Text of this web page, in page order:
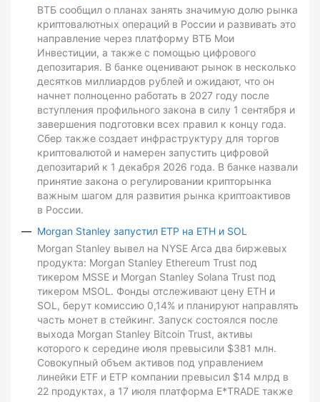
ВТБ сообщил о планах занять значимую долю рынка
криптовалютных операций в России и развивать это
направление через платформу ВТБ Мои
Инвестиции, а также с помощью цифрового
депозитария. В банке оценивают рынок в несколько
десятков миллиардов рублей и ожидают, что он
начнет полноценно работать в 2027 году после
вступления профильного закона в силу 1 сентября и
завершения подготовки всех правил к концу года.
Сбер также создает инфраструктуру для торгов
криптовалютой и намерен запустить цифровой
депозитарий к 1 декабря 2026 года. В банке назвали
принятие закона о регулировании крипторынка
важным шагом для развития рынка криптоактивов
в России.
Morgan Stanley запустил ETP на ETH и SOL
Morgan Stanley вывел на NYSE Arca два биржевых
продукта: Morgan Stanley Ethereum Trust под
тикером MSSE и Morgan Stanley Solana Trust под
тикером MSOL. Фонды отслеживают цену ETH и
SOL, берут комиссию 0,14% и планируют направлять
часть монет в стейкинг. Запуск состоялся после
выхода Morgan Stanley Bitcoin Trust, активы
которого к середине июля превысили $381 млн.
Совокупный объем активов под управлением
линейки ETF и ETP компании превысил $14 млрд в
22 продуктах, а 17 июля платформа E*TRADE также